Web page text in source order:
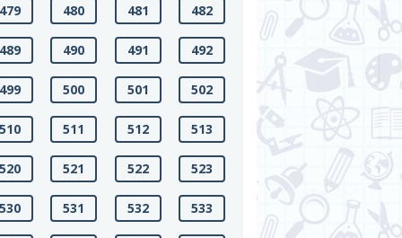
480 481 482
490 491 492
500 501 502
511 512 513
521 522 523
531 532 533